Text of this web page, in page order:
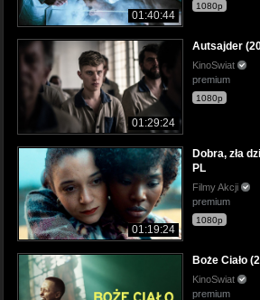
01:40:44
1080p
01:29:24
Autsajder
KinoSwiat
premium
1080p
01:19:24
Dobra, zła
PL
Filmy Akcji
premium
1080p
Boże Ciało
KinoSwiat
premium